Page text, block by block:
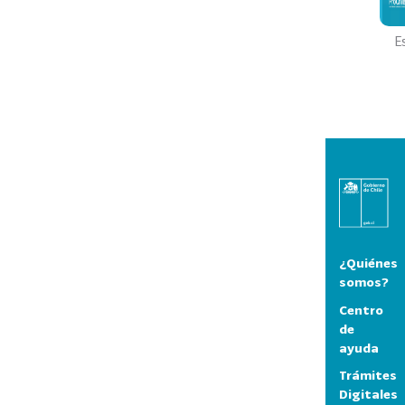
¿Quiénes
somos?
Centro
de
ayuda
Trámites
Digitales